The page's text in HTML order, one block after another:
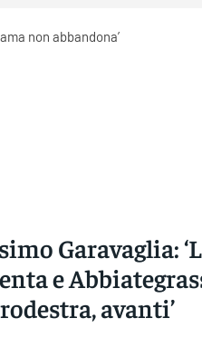
non abbandona’
Garavaglia:
e
avanti’